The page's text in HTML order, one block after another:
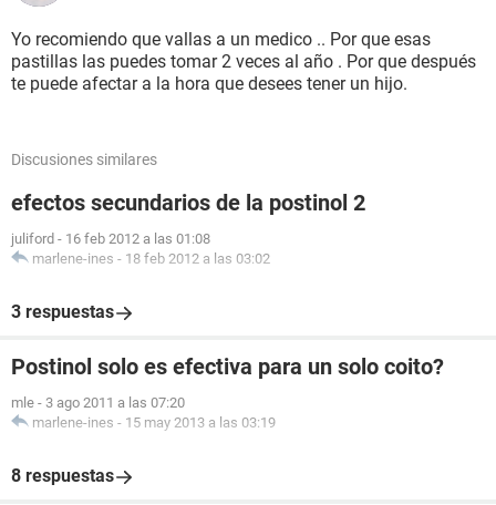
Yo recomiendo que vallas a un medico .. Por que esas
pastillas las puedes tomar 2 veces al año . Por que después
te puede afectar a la hora que desees tener un hijo.
Discusiones similares
efectos secundarios de la postinol 2
juliford - 16 feb 2012 a las 01:08
marlene-ines - 18 feb 2012 a las 03:02
3 respuestas
Postinol solo es efectiva para un solo coito?
mle - 3 ago 2011 a las 07:20
marlene-ines - 15 may 2013 a las 03:19
8 respuestas